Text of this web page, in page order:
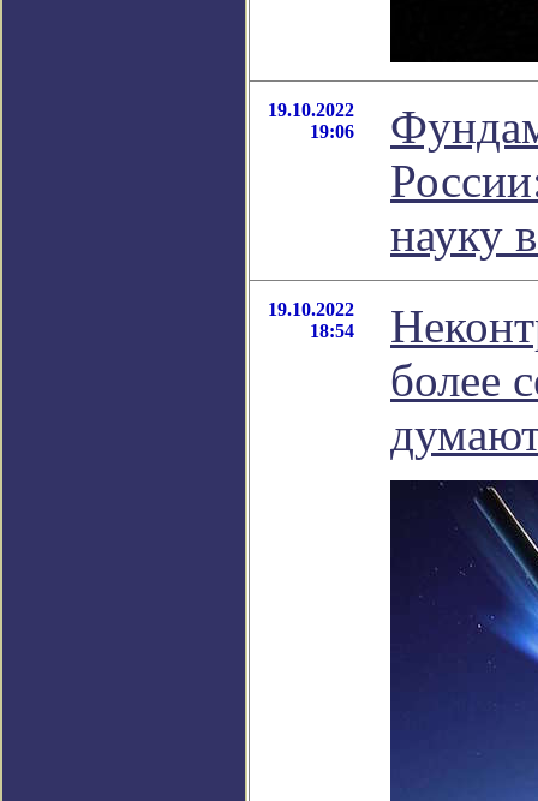
19.10.2022
19:06
науку
19.10.2022
18:54
более